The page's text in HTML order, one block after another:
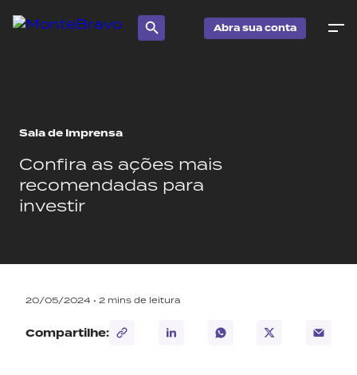
Abra sua conta
Sala de Imprensa
Confira as ações mais
recomendadas para
investir
20/05/2024 • 2 mins de leitura
Compartilhe: